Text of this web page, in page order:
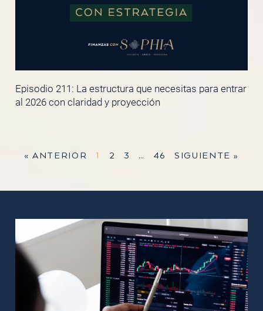
Episodio 211: La estructura que necesitas para entrar
al 2026 con claridad y proyección
« ANTERIOR 1 2 3 … 46 SIGUIENTE »